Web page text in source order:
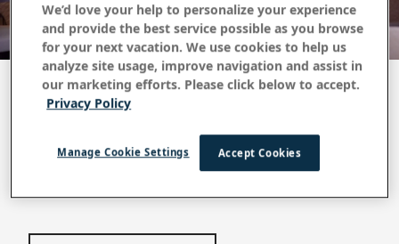
Retour à toutes les chambres et suites
Bord de mer haut
We’d love your help to personalize your experience
and provide the best service possible as you browse
for your next vacation. We use cookies to help us
analyze site usage, improve navigation and assist in
our marketing efforts. Please click below to accept.
Privacy Policy
Accept Cookies
Manage Cookie Settings